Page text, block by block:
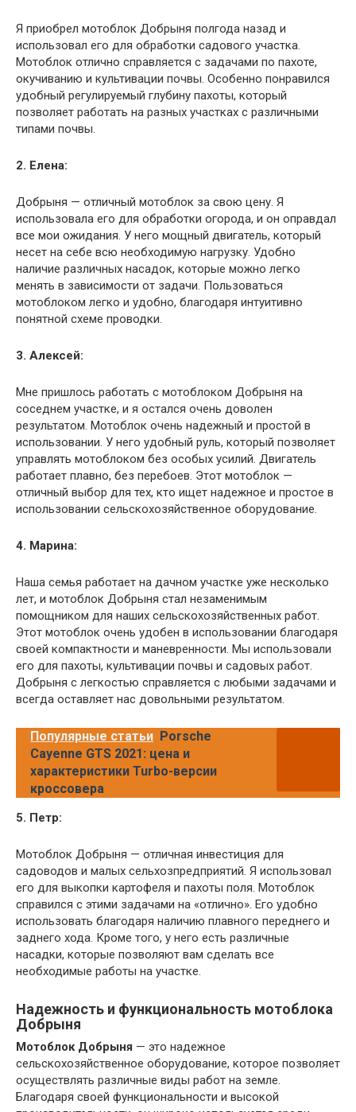
Я приобрел мотоблок Добрыня полгода назад и
использовал его для обработки садового участка.
Мотоблок отлично справляется с задачами по пахоте,
окучиванию и культивации почвы. Особенно понравился
удобный регулируемый глубину пахоты, который
позволяет работать на разных участках с различными
типами почвы.
2. Елена:
Добрыня — отличный мотоблок за свою цену. Я
использовала его для обработки огорода, и он оправдал
все мои ожидания. У него мощный двигатель, который
несет на себе всю необходимую нагрузку. Удобно
наличие различных насадок, которые можно легко
менять в зависимости от задачи. Пользоваться
мотоблоком легко и удобно, благодаря интуитивно
понятной схеме проводки.
3. Алексей:
Мне пришлось работать с мотоблоком Добрыня на
соседнем участке, и я остался очень доволен
результатом. Мотоблок очень надежный и простой в
использовании. У него удобный руль, который позволяет
управлять мотоблоком без особых усилий. Двигатель
работает плавно, без перебоев. Этот мотоблок —
отличный выбор для тех, кто ищет надежное и простое в
использовании сельскохозяйственное оборудование.
4. Марина:
Наша семья работает на дачном участке уже несколько
лет, и мотоблок Добрыня стал незаменимым
помощником для наших сельскохозяйственных работ.
Этот мотоблок очень удобен в использовании благодаря
своей компактности и маневренности. Мы использовали
его для пахоты, культивации почвы и садовых работ.
Добрыня с легкостью справляется с любыми задачами и
всегда оставляет нас довольными результатом.
Популярные статьи Porsche
Cayenne GTS 2021: цена и
характеристики Turbo-версии
кроссовера
5. Петр:
Мотоблок Добрыня — отличная инвестиция для
садоводов и малых сельхозпредприятий. Я использовал
его для выкопки картофеля и пахоты поля. Мотоблок
справился с этими задачами на «отлично». Его удобно
использовать благодаря наличию плавного переднего и
заднего хода. Кроме того, у него есть различные
насадки, которые позволяют вам сделать все
необходимые работы на участке.
Надежность и функциональность мотоблока
Добрыня
Мотоблок Добрыня — это надежное
сельскохозяйственное оборудование, которое позволяет
осуществлять различные виды работ на земле.
Благодаря своей функциональности и высокой